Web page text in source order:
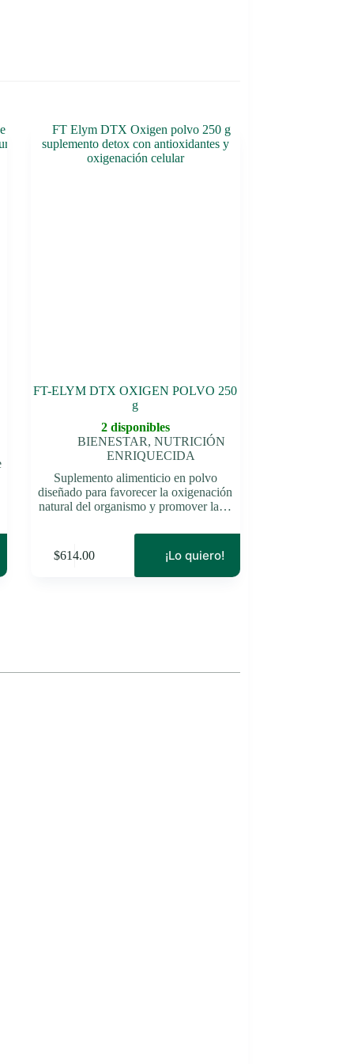
FT-ELYM DTX OXIGEN POLVO 250
g
2 disponibles
BIENESTAR, NUTRICIÓN
ENRIQUECIDA
Suplemento alimenticio en polvo
diseñado para favorecer la oxigenación
natural del organismo y promover la…
$614.00 ¡Lo quiero!